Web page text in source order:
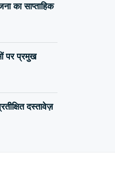
का साप्ताहिक
पर प्रमुख
दस्तावेज़